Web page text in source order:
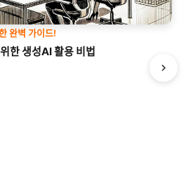
완벽 가이드!
한 생성AI 활용 비법